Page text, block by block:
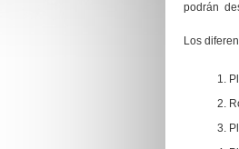
podrán
Los